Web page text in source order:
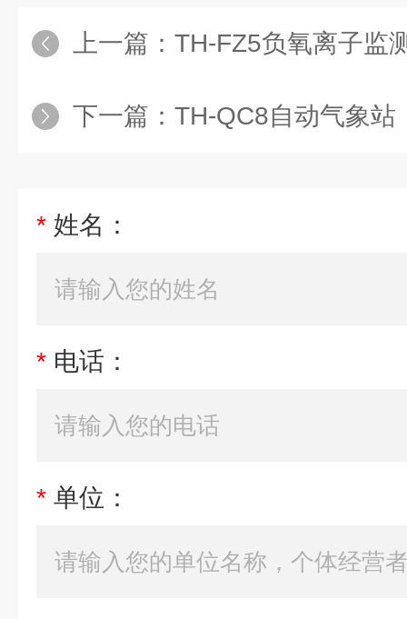
上一篇： TH-FZ5负氧离子监
下一篇： TH-QC8自动气象站
* 姓名：
* 电话：
* 单位：